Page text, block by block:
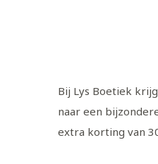
Bij Lys Boetiek
naar een
extra korting van